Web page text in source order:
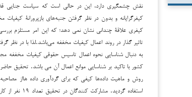
نقش چشمگیری دارد، این در حالی است که سیاست جنایی
كیفرگرایانه و بدون در نظر گرفتن جنبه‌های بازپرورانة کیفیات
كیفری علاقة چندانی نشان نمی دهد؛ که این امر مستلزم
تاثیر گذار در روند اعمال کیفیات مخففه می‌باشد.لذا با در نظر
به دنبال شناسایی نحوه اعمال تاسیس حقوقی کیفیات مخففه
کشور با تاکید بر شناسایی موانع اعمال آن می باشد. تحقیق
روش و ماهیت داده‌ها کیفی که برای گردآوری داده هااز
استفاده گردید.